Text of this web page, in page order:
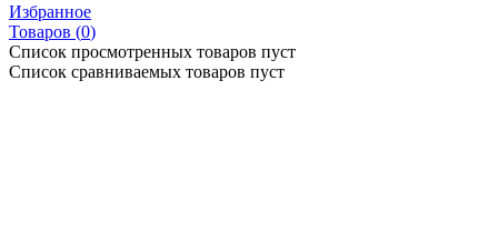
Избранное
Товаров (0)
Список просмотренных товаров пуст
Список сравниваемых товаров пуст